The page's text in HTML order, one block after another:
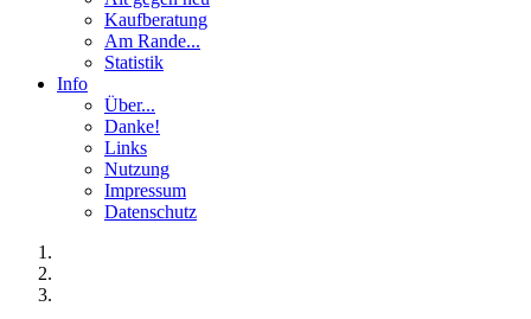
Kaufberatung
Am Rande...
Statistik
Info
Über...
Danke!
Links
Nutzung
Impressum
Datenschutz